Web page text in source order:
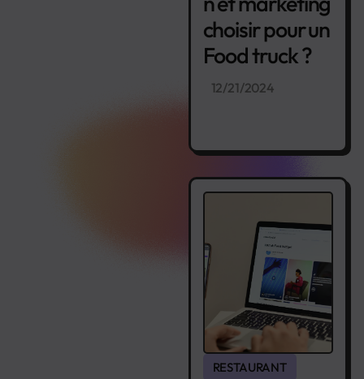
choisir pour un
Food truck ?
12/21/2024
RESTAURANT